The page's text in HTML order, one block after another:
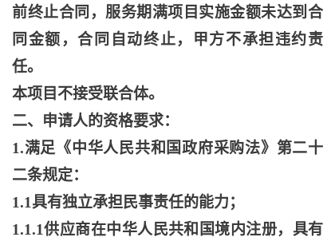
前终止合同，服务期满项目实施金额未达到合
同金额，合同自动终止，甲方不承担违约责
任。
本项目不接受联合体。
二、申请人的资格要求：
1.满足《中华人民共和国政府采购法》第二十
二条规定：
1.1具有独立承担民事责任的能力；
1.1.1供应商在中华人民共和国境内注册，具有